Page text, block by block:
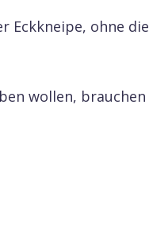
Eckkneipe, ohne die
wollen, brauchen